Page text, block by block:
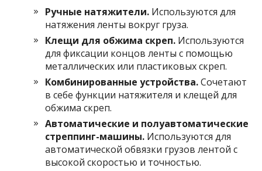
Ручные натяжители. Используются для
натяжения ленты вокруг груза.
Клещи для обжима скреп. Используются
для фиксации концов ленты с помощью
металлических или пластиковых скреп.
Комбинированные устройства.Сочетают
в себе функции натяжителя и клещей для
обжима скреп.
Автоматические и полуавтоматические
стреппинг-машины. Используются для
автоматической обвязки грузов лентой с
высокой скоростью и точностью.